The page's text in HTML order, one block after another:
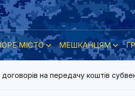
МІСТО МЕШКАНЦЯМ
на передачу коштів